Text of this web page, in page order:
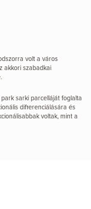
volt a város
akkori szabadkai
sarki parcelláját foglalta
differenciálására és
voltak, mint a